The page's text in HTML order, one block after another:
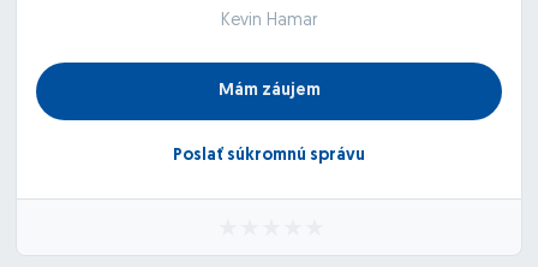
Kevin Hamar
Mám záujem
Poslať súkromnú správu